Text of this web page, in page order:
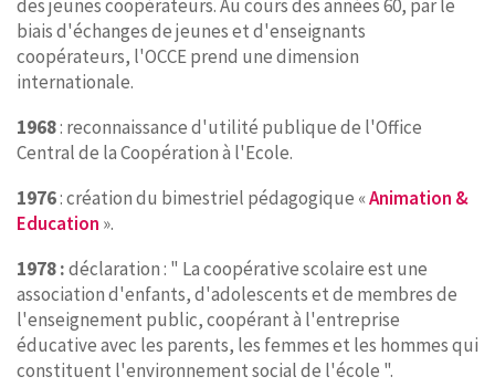
des jeunes coopérateurs. Au cours des années 60, par le
biais d'échanges de jeunes et d'enseignants
coopérateurs, l'OCCE prend une dimension
internationale.
1968: reconnaissance d'utilité publique de l'Office
Central de la Coopération à l'Ecole.
1976: création du bimestriel pédagogique «Animation &
Education ».
1978 :déclaration : " La coopérative scolaire est une
association d'enfants, d'adolescents et de membres de
l'enseignement public, coopérant à l'entreprise
éducative avec les parents, les femmes et les hommes qui
constituent l'environnement social de l'école ".